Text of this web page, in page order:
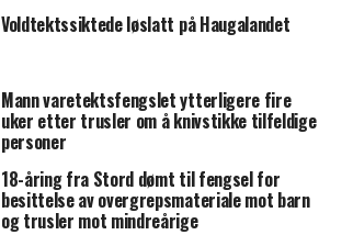
Voldtektssiktede løslatt på Haugalandet
Mann varetektsfengslet ytterligere fire
uker etter trusler om å knivstikke tilfeldige
personer
18-åring fra Stord dømt til fengsel for
besittelse av overgrepsmateriale mot barn
og trusler mot mindreårige